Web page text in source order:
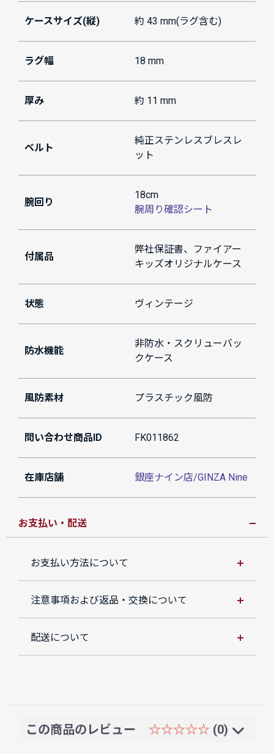
ケースサイズ(縦) 約 43 mm(ラグ含む)
ラグ幅 18 mm
厚み 約 11 mm
ベルト
純正ステンレスブレスレ
ット
腕回り
18cm
腕周り確認シート
付属品
弊社保証書、ファイアー
キッズオリジナルケース
状態 ヴィンテージ
防水機能
非防水・スクリューバッ
クケース
風防素材 プラスチック風防
問い合わせ商品ID FK011862
在庫店舗 銀座ナイン店/GINZA Nine
お支払い・配送
お支払い方法について
注意事項および返品・交換について
配送について
この商品のレビュー ☆☆☆☆☆ (0)